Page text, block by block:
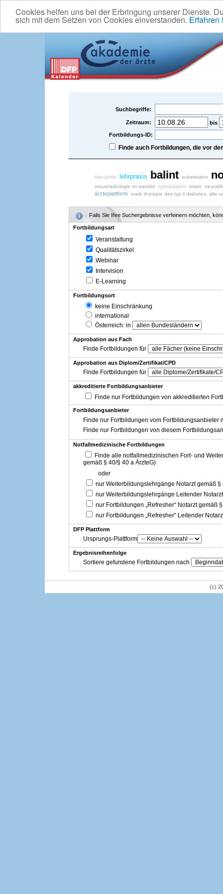
Cookies helfen uns bei der Erbringung unserer Dienste.
sich mit dem Setzen von Cookies einverstanden. Erfahren
Suchbegriffe:
Zeitraum:
bis
Fortbildungs-ID:
Finde auch Fortbildungen, die vor
hämophilie lehrpraxis balint substitution
neuroradiologie im wandel hyperkaliämie eisen
ärzteplattform orale therapie des typ ii diabetes, alte
Falls Sie Ihre Suchergebnisse verfeinern möchten,
Fortbildungsart
Veranstaltung
Qualitätszirkel
Webinar
Intervision
E-Learning
Fortbildungsort
keine Einschränkung
international
Österreich: in
Approbation aus Fach
Finde Fortbildungen für
Approbation aus Diplom/Zertifikat/CPD
Finde Fortbildungen für
akkreditierte Fortbildungsanbieter
Finde nur Fortbildungen von akkreditierten
Fortbildungsanbieter
Finde nur Fortbildungen vom Fortbildungsanbieter
Finde nur Fortbildungen von diesem
Notfallmedizinische Fortbildungen
Finde alle notfallmedizinischen Fort- und
gemäß § 40/§ 40 a ÄrzteG)
oder
nur Weiterbildungslehrgänge Notarzt gemäß §
nur Weiterbildungslehrgänge Leitender
nur Fortbildungen „Refresher“ Notarzt gemäß
nur Fortbildungen „Refresher“ Leitender
DFP Plattform
Ursprungs-Plattform
Ergebnisreihenfolge
Sortiere gefundene Fortbildungen nach
(c)